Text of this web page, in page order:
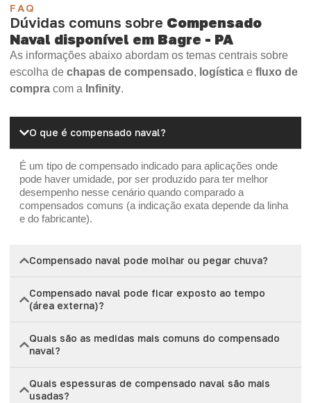
FAQ
Dúvidas comuns sobre Compensado
Naval disponível em Bagre - PA
As informações abaixo abordam os temas centrais sobre
escolha de chapas de compensado, logística e fluxo de
compra com a Infinity.
O que é compensado naval?
É um tipo de compensado indicado para aplicações onde
pode haver umidade, por ser produzido para ter melhor
desempenho nesse cenário quando comparado a
compensados comuns (a indicação exata depende da linha
e do fabricante).
Compensado naval pode molhar ou pegar chuva?
Compensado naval pode ficar exposto ao tempo
(área externa)?
Quais são as medidas mais comuns do compensado
naval?
Quais espessuras de compensado naval são mais
usadas?